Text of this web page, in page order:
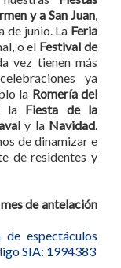
y a San Juan,
de junio. La Feria
o el Festival de
vez tienen más
ya
la Romería del
la Fiesta de la
y la Navidad.
de dinamizar e
de residentes y
de antelación
de espectáculos
SIA: 1994383